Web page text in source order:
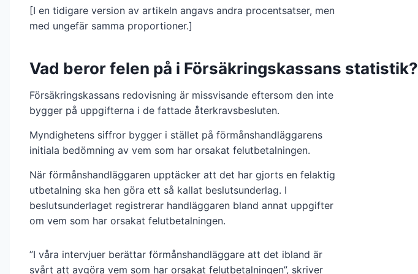
[I en tidigare version av artikeln angavs andra procentsatser, men
med ungefär samma proportioner.]
Vad beror felen på i Försäkringskassans statistik?
Försäkringskassans redovisning är missvisande eftersom den inte
bygger på uppgifterna i de fattade återkravsbesluten.
Myndighetens siffror bygger i stället på förmånshandläggarens
initiala bedömning av vem som har orsakat felutbetalningen.
När förmånshandläggaren upptäcker att det har gjorts en felaktig
utbetalning ska hen göra ett så kallat beslutsunderlag. I
beslutsunderlaget registrerar handläggaren bland annat uppgifter
om vem som har orsakat felutbetalningen.
”I våra intervjuer berättar förmånshandläggare att det ibland är
svårt att avgöra vem som har orsakat felutbetalningen”, skriver